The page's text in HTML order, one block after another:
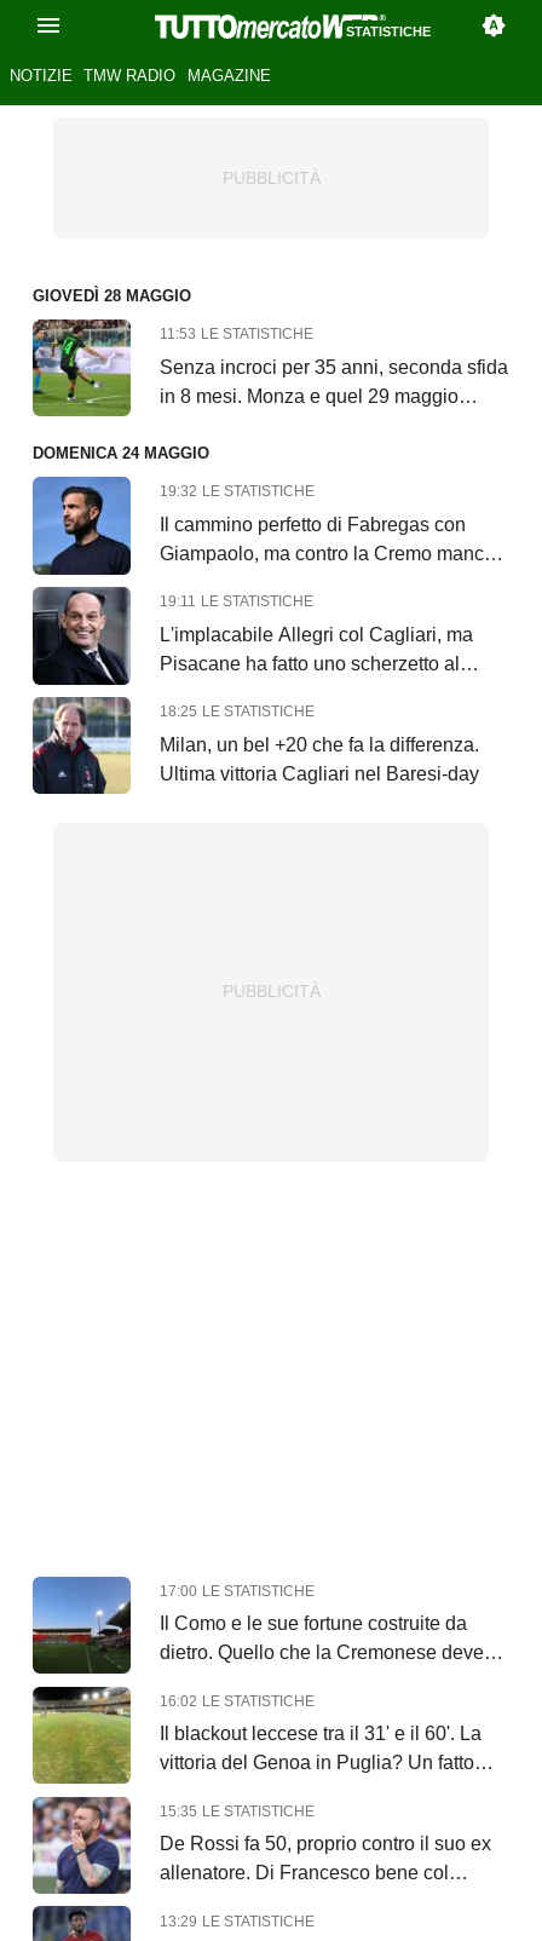
STATISTICHE
NOTIZIE TMW RADIO MAGAZINE
GIOVEDÌ 28 MAGGIO
11:53 LE STATISTICHE
Senza incroci per 35 anni, seconda sfida
in 8 mesi. Monza e quel 29 maggio…
DOMENICA 24 MAGGIO
19:32 LE STATISTICHE
Il cammino perfetto di Fabregas con
Giampaolo, ma contro la Cremo manca il
19:11 LE STATISTICHE
L'implacabile Allegri col Cagliari, ma
Pisacane ha fatto uno scherzetto al
18:25 LE STATISTICHE
Milan, un bel +20 che fa la differenza.
Ultima vittoria Cagliari nel Baresi-day
17:00 LE STATISTICHE
Il Como e le sue fortune costruite da
dietro. Quello che la Cremonese deve
16:02 LE STATISTICHE
Il blackout leccese tra il 31' e il 60'. La
vittoria del Genoa in Puglia? Un fatto
15:35 LE STATISTICHE
De Rossi fa 50, proprio contro il suo ex
allenatore. Di Francesco bene col
13:29 LE STATISTICHE